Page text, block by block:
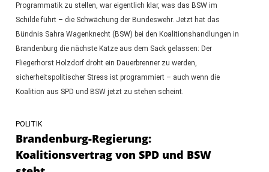
Programmatik zu stellen, war eigentlich klar, was das BSW im
Schilde führt – die Schwächung der Bundeswehr. Jetzt hat das
Bündnis Sahra Wagenknecht (BSW) bei den Koalitionshandlungen in
Brandenburg die nächste Katze aus dem Sack gelassen: Der
Fliegerhorst Holzdorf droht ein Dauerbrenner zu werden,
sicherheitspolitischer Stress ist programmiert – auch wenn die
Koalition aus SPD und BSW jetzt zu stehen scheint.
POLITIK
Brandenburg-Regierung:
Koalitionsvertrag von SPD und BSW